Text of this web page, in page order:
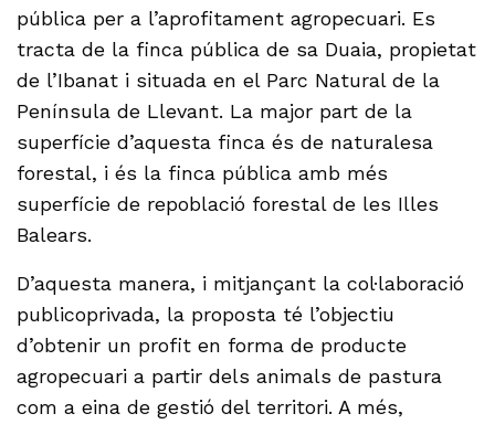
pública per a l’aprofitament agropecuari. Es
tracta de la finca pública de sa Duaia, propietat
de l’Ibanat i situada en el Parc Natural de la
Península de Llevant. La major part de la
superfície d’aquesta finca és de naturalesa
forestal, i és la finca pública amb més
superfície de repoblació forestal de les Illes
Balears.
D’aquesta manera, i mitjançant la col·laboració
publicoprivada, la proposta té l’objectiu
d’obtenir un profit en forma de producte
agropecuari a partir dels animals de pastura
com a eina de gestió del territori. A més,